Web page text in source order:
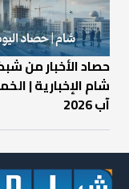
حصاد الأخبار من
آب 2026